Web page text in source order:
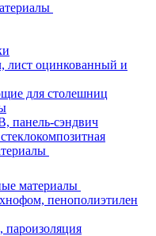
лист оцинкованный и
для столешниц
панель-сэндвич
материалы
пенополиэтилен
пароизоляция